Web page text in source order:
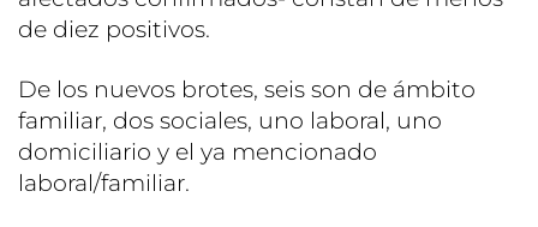
de diez positivos.
De los nuevos brotes, seis son de ámbito
familiar, dos sociales, uno laboral, uno
domiciliario y el ya mencionado
laboral/familiar.